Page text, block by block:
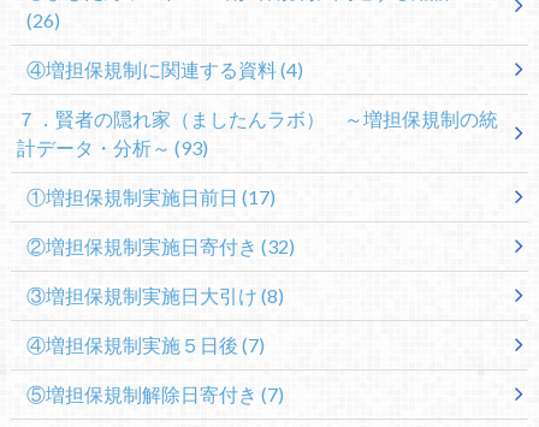
(26)
④増担保規制に関連する資料(4)
７．賢者の隠れ家（ましたんラボ） ～増担保規制の統
計データ・分析～ (93)
①増担保規制実施日前日 (17)
②増担保規制実施日寄付き (32)
③増担保規制実施日大引け (8)
④増担保規制実施５日後 (7)
⑤増担保規制解除日寄付き (7)